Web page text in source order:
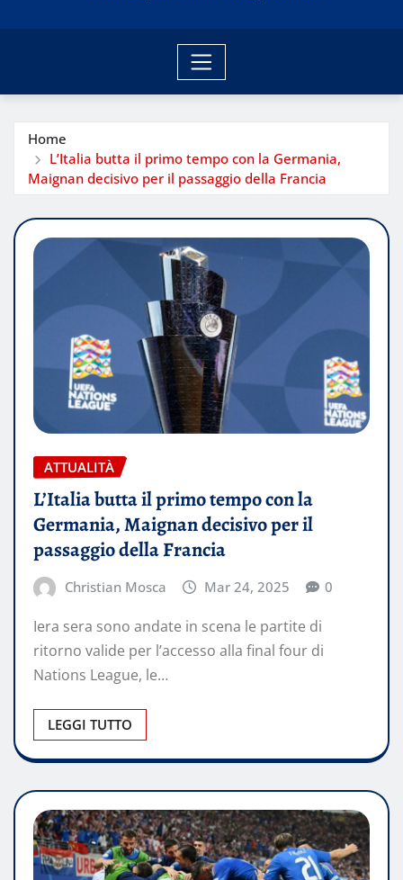
Home
L’Italia butta il primo tempo con la Germania,
Maignan decisivo per il passaggio della Francia
ATTUALITÀ
L’Italia butta il primo tempo con la
Germania, Maignan decisivo per il
passaggio della Francia
Christian Mosca Mar 24, 2025 0
Iera sera sono andate in scena le partite di
ritorno valide per l’accesso alla final four di
Nations League, le…
LEGGI TUTTO